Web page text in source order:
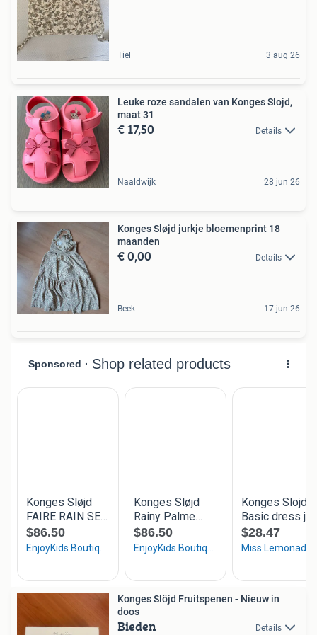
Tiel 3 aug 26
Leuke roze sandalen van Konges Slojd,
maat 31
€ 17,50 Details
Naaldwijk 28 jun 26
Konges Sløjd jurkje bloemenprint 18
maanden
€ 0,00 Details
Beek 17 jun 26
Konges Slöjd Fruitspenen - Nieuw in
doos
Bieden Details